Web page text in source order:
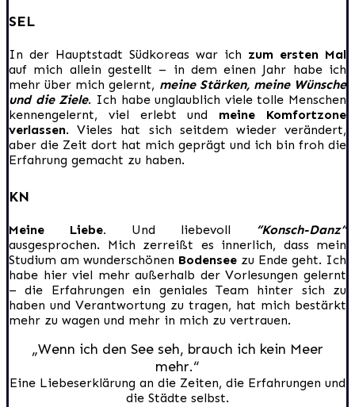
SEL
In der Hauptstadt Südkoreas war ich zum ersten Mal
auf mich allein gestellt – in dem einen Jahr habe ich
mehr über mich gelernt, meine Stärken, meine Wünsche
und die Ziele. Ich habe unglaublich viele tolle Menschen
kennengelernt, viel erlebt und meine Komfortzone
verlassen. Vieles hat sich seitdem wieder verändert,
aber die Zeit dort hat mich geprägt und ich bin froh die
Erfahrung gemacht zu haben.
KN
Meine Liebe. Und liebevoll
“Konsch-Danz”
ausgesprochen. Mich zerreißt es innerlich, dass mein
Studium am wunderschönen Bodensee zu Ende geht. Ich
habe hier viel mehr außerhalb der Vorlesungen gelernt
– die Erfahrungen ein geniales Team hinter sich zu
haben und Verantwortung zu tragen, hat mich bestärkt
mehr zu wagen und mehr in mich zu vertrauen.
„Wenn ich den See seh, brauch ich kein Meer
mehr.“
Eine Liebeserklärung an die Zeiten, die Erfahrungen und
die Städte selbst.